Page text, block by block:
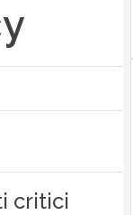
critici